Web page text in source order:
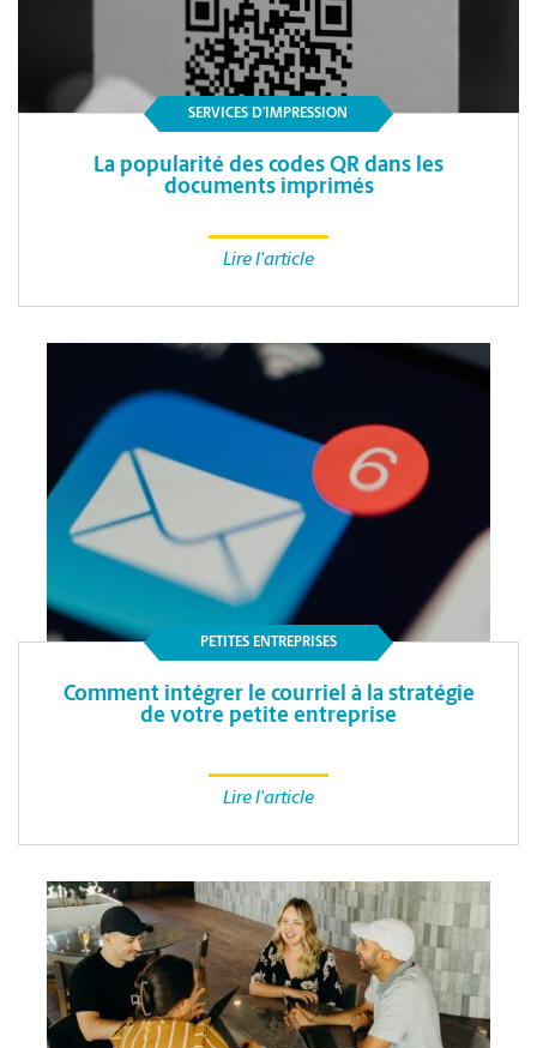
SERVICES D’IMPRESSION
La popularité des codes QR dans les
documents imprimés
Lire l'article
PETITES ENTREPRISES
Comment intégrer le courriel à la stratégie
de votre petite entreprise
Lire l'article